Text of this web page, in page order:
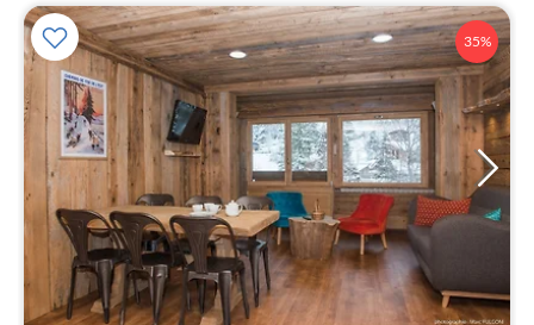
35%